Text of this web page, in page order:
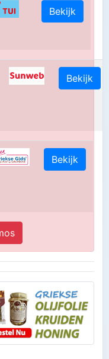
Bekijk
Bekijk
Bekijk